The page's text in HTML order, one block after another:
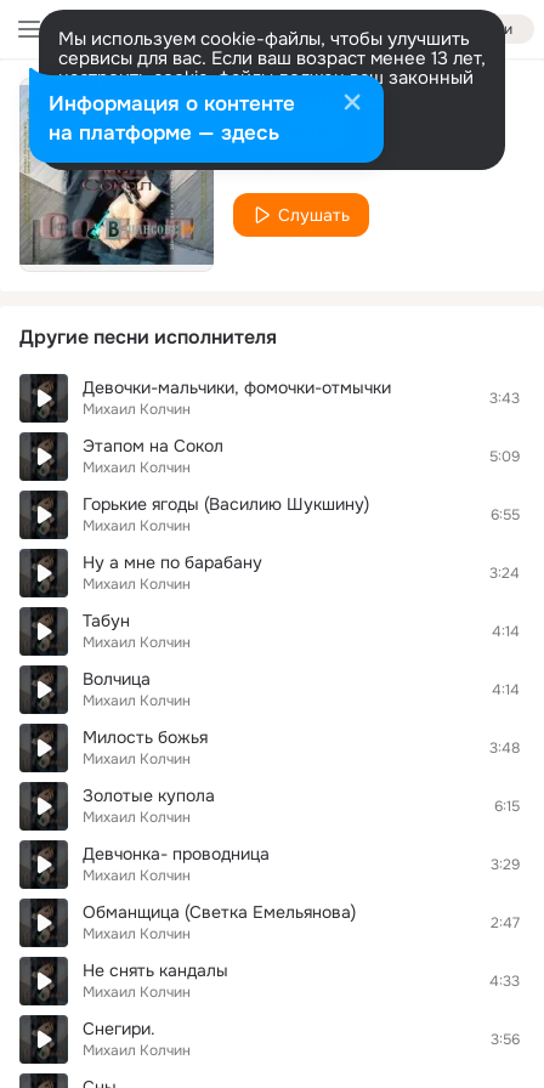
Войти
Мы используем cookie-файлы, чтобы улучшить
сервисы для вас. Если ваш возраст менее 13 лет,
настроить cookie-файлы должен ваш законный
представитель. Больше информации
Разрешить все Настроить
Прикосновение
Михаил Колчин
Слушать
Другие песни исполнителя
Девочки-мальчики, фомочки-отмычки
Михаил Колчин
3:43
Этапом на Сокол
Михаил Колчин
5:09
Горькие ягоды (Василию Шукшину)
Михаил Колчин
6:55
Ну а мне по барабану
Михаил Колчин
3:24
Табун
Михаил Колчин
4:14
Волчица
Михаил Колчин
4:14
Милость божья
Михаил Колчин
3:48
Золотые купола
Михаил Колчин
6:15
Девчонка- проводница
Михаил Колчин
3:29
Обманщица (Светка Емельянова)
Михаил Колчин
2:47
Не снять кандалы
Михаил Колчин
4:33
Снегири.
Михаил Колчин
3:56
Информация о контенте
на платформе — здесь